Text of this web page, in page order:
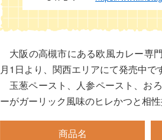
大阪の高槻市にある欧風カレー専
月1日より、関西エリアにて発売中で
玉葱ペースト、人参ペースト、お
ーがガーリック風味のヒレかつと相性
商品名